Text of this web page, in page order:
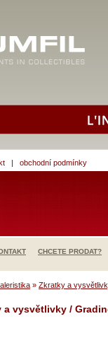
| obchodní podmínky
CHCETE PRODAT?
» Zkratky a
a vysvětlivky /